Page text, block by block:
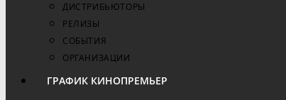
ДИСТРИБЬЮТОРЫ
РЕЛИЗЫ
СОБЫТИЯ
ОРГАНИЗАЦИИ
ГРАФИК КИНОПРЕМЬЕР